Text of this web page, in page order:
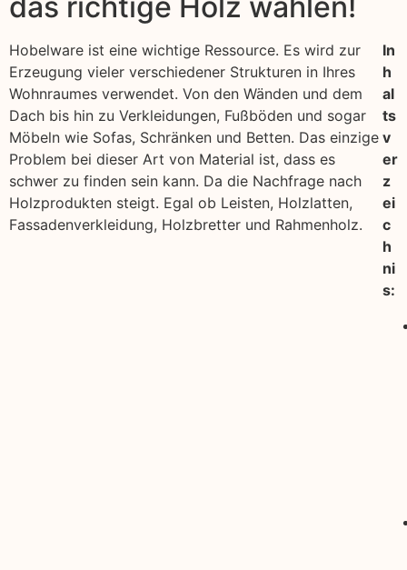
das richtige Holz wählen!
Hobelware ist eine wichtige Ressource. Es wird zur
Erzeugung vieler verschiedener Strukturen in Ihres
Wohnraumes verwendet. Von den Wänden und dem
Dach bis hin zu Verkleidungen, Fußböden und sogar
Möbeln wie Sofas, Schränken und Betten. Das einzige
Problem bei dieser Art von Material ist, dass es
schwer zu finden sein kann. Da die Nachfrage nach
Holzprodukten steigt. Egal ob Leisten, Holzlatten,
Fassadenverkleidung, Holzbretter und Rahmenholz.
In
h
al
ts
v
er
z
ei
c
h
ni
s: